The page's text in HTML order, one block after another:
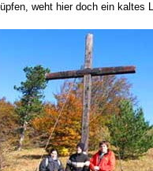
weht hier doch ein kaltes